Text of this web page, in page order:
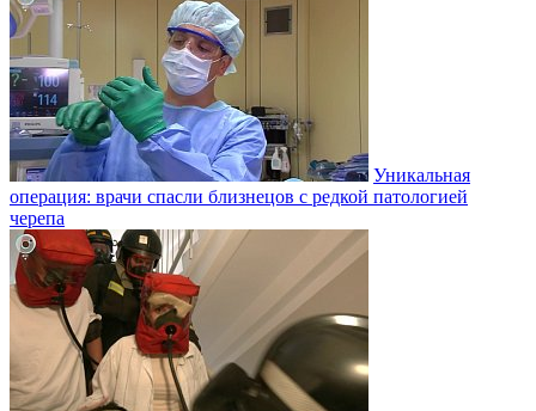
Уникальная
операция: врачи спасли близнецов с редкой патологией
черепа